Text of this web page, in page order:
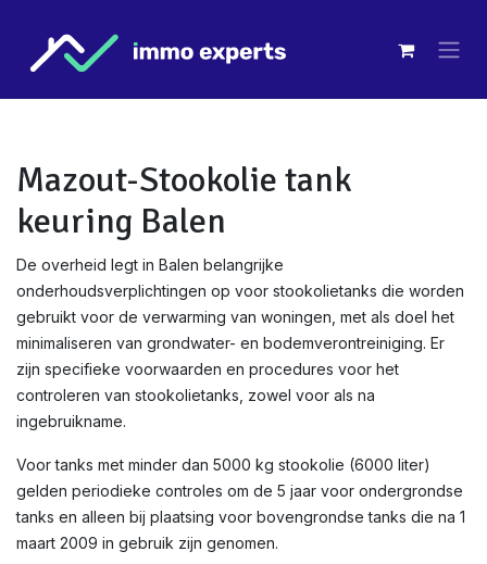
Mazout-Stookolie tank
keuring Balen
De overheid legt in Balen belangrijke
onderhoudsverplichtingen op voor stookolietanks die worden
gebruikt voor de verwarming van woningen, met als doel het
minimaliseren van grondwater- en bodemverontreiniging. Er
zijn specifieke voorwaarden en procedures voor het
controleren van stookolietanks, zowel voor als na
ingebruikname.
Voor tanks met minder dan 5000 kg stookolie (6000 liter)
gelden periodieke controles om de 5 jaar voor ondergrondse
tanks en alleen bij plaatsing voor bovengrondse tanks die na 1
maart 2009 in gebruik zijn genomen.